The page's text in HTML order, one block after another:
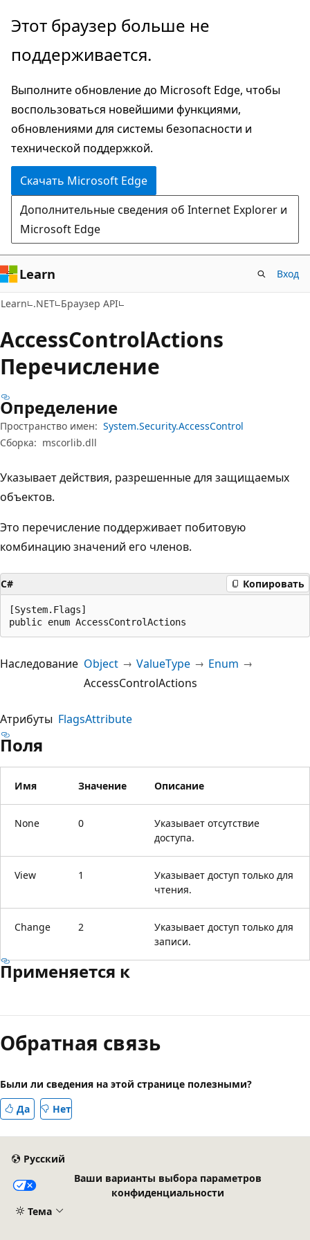
Пропустить
перейти
основному
содержимому
Переход
навигации
странице
Этот браузер больше не
поддерживается.
Выполните обновление до Microsoft Edge, чтобы
воспользоваться новейшими функциями,
обновлениями для системы безопасности и
технической поддержкой.
Скачать Microsoft Edge
Дополнительные сведения об Internet Explorer и
Microsoft Edge
Learn Вход
Learn .NET Браузер API
AccessControlActions
Перечисление
Определение
Пространство имен: System.Security.AccessControl
Сборка: mscorlib.dll
Указывает действия, разрешенные для защищаемых
объектов.
Это перечисление поддерживает побитовую
комбинацию значений его членов.
C# Копировать
[System.Flags]
public enum AccessControlActions
Наследование Object ValueType
Enum
AccessControlActions
Атрибуты FlagsAttribute
Поля
Имя Значение Описание
None 0
Указывает отсутствие
доступа.
View 1
Указывает доступ только для
чтения.
Change 2
Указывает доступ только для
записи.
Применяется к
чтения
выключен
Обратная связь
Были ли сведения на этой странице полезными?
Да
Нет
Русский
Ваши варианты выбора параметров
конфиденциальности
Тема